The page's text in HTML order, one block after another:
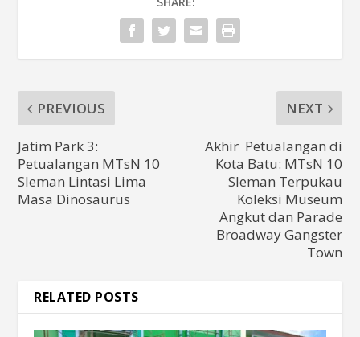
PREVIOUS
Jatim Park 3:
Petualangan MTsN 10
Sleman Lintasi Lima
Masa Dinosaurus
NEXT
Akhir Petualangan di
Kota Batu: MTsN 10
Sleman Terpukau
Koleksi Museum
Angkut dan Parade
Broadway Gangster
Town
RELATED POSTS